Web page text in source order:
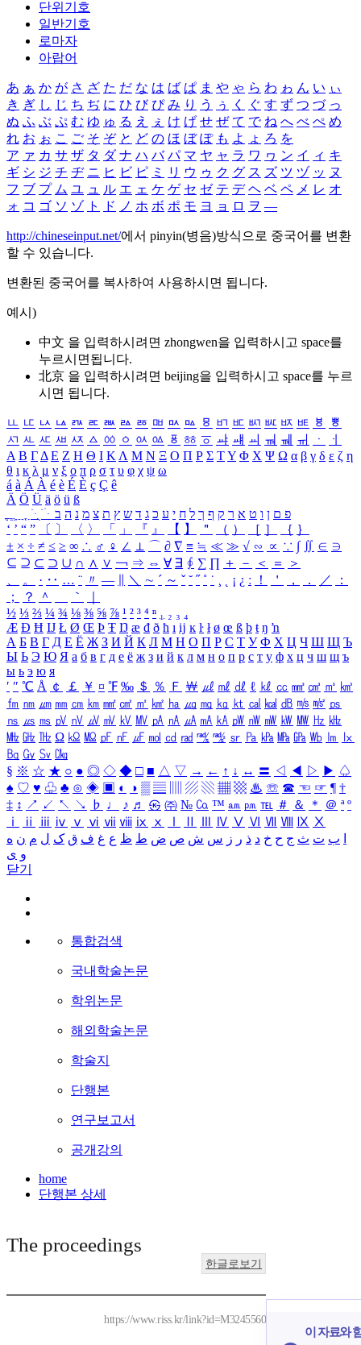
단위기호
일반기호
로마자
아랍어
あ ぁ か が さ ざ た だ な は ば ぱ ま や ゃ ら わ ゎ ん い ぃ
き ぎ し じ ち ぢ に ひ び ぴ み り う ぅ く ぐ す ず つ づ っ
ぬ ふ ぶ ぷ む ゆ ゅ る え ぇ け げ せ ぜ て で ね へ べ ぺ め
れ お ぉ こ ご そ ぞ と ど の ほ ぼ ぽ も よ ょ ろ を
ア ァ カ サ ザ タ ダ ナ ハ バ パ マ ヤ ャ ラ ワ ヮ ン イ ィ キ
ギ シ ジ チ ヂ ニ ヒ ビ ピ ミ リ ウ ゥ ク グ ス ズ ツ ヅ ッ ヌ
フ ブ プ ム ユ ュ ル エ ェ ケ ゲ セ ゼ テ デ ヘ ベ ペ メ レ オ
ォ コ ゴ ソ ゾ ト ド ノ ホ ボ ポ モ ヨ ョ ロ ヲ ―
http://chineseinput.net/에서 pinyin(병음)방식으로 중국어를 변환
할 수 있습니다.
변환된 중국어를 복사하여 사용하시면 됩니다.
예시)
中文 을 입력하시려면 zhongwen을 입력하시고 space를
누르시면됩니다.
北京 을 입력하시려면 beijing을 입력하시고 space를 누르
시면 됩니다.
ㅥ ㅦ ㅧ ㅨ ㅩ ㅪ ㅫ ㅬ ㅭ ㅮ ㅯ ㅰ ㅱ ㅲ ㅳ ㅴ ㅵ ㅶ ㅷ ㅸ
ㅹ
ㅺ ㅻ ㅼ ㅽ ㅾ ㅿ ㆀ ㆁ ㆂ ㆃ ㆄ ㆅ ㆆ ㆇ ㆈ ㆉ ㆊ ㆋ ㆌ ㆍ
ㆎ
Α Β ΓΔ Ε Ζ Η Θ Ι ΚΛ Μ Ν Ξ Ο Π Ρ Σ ΤΥ Φ Χ Ψ Ω α β γ δ ε ζ η
θ ι κ λ μ ν ξ ο π ρ σ τ υ φ χ ψ ω
á à Á À é è É È ç Ç ê
Ä Ö Ü ä ö ü ß
ִֶֹ ֻּ ׁׂ פ ם ן ו ט א ר ק ף ך ל ח י ע כ ג ד ש ץ ת צ מ נ ה ב
‘ ’ “ ” 〔 〕 〈 〉 「 」 『 』 【 】 ＂ （ ） ［ ］ ｛ ｝
± × ÷ ≠ ≤ ≥ ∞ ∴ ♂ ♀ ∠ ⊥ ⌒ ∂ ∇ ≡ ≒ ≪ ≫ √ ∽ ∝ ∵ ∫ ∬ ∈ ∋
⊆ ⊇ ⊂ ⊃ ∪ ∩ ∧ ∨ ￢ ⇒ ⇔ ∀ ∃ ∮ ∑ ∏ ＋ － ＜ ＝
＞
、
。 · ‥ … ¨ 〃 ― ＼ ∼ ´ ～ ˇ ˘ ˝ ˚ ˙ ¸ ¡ ¿ ː ！ ＇ ， ． ／
：
；
？ ＾ ｀
½ ⅓ ⅔ ¼ ¾ ⅛ ⅜ ⅝ ⅞ ¹ ² ³ ⁴ ⁿ ₁ ₂ ₃ ₄
Æ Ð Ħ Ĳ Ł Ø Œ Þ Ŧ Ŋ æ đ ð ħ ı ĳ ĸ ŀ ł ø œ ß þ ŧ ŋ ŉ
А Б В Г Д Е Ё Ж З И Й К Л М Н О П Р С Т У Ф Х Ц Ч Ш Щ Ъ
Ы Ь Э Ю Я а б в г д е ё ж з и й к л м н о п р с т у ф х ц ч ш щ ъ
ы ь э ю я
′ ″ ℃ Å ￠ ￡ ￥ ¤ ℉ ‰ ＄ ％ Ｆ ￦ ㎕ ㎖ ㎗ ℓ ㎘ ㏄ ㎣ ㎤ ㎥ ㎦
㎙ ㎚ ㎛ ㎜ ㎝ ㎞ ㎟ ㎠ ㎡ ㎢ ㏊ ㎍ ㎎ ㎏ ㏏ ㎈ ㎉ ㏈ ㎧ ㎨ ㎰
㎱ ㎲ ㎳ ㎴ ㎵ ㎶ ㎷ ㎸ ㎹ ㎀ ㎁ ㎂ ㎃ ㎄ ㎺ ㎻ ㎽ ㎾ ㎿ ㎐ ㎑
㎒ ㎓ ㎔ Ω ㏀ ㏁ ㎊ ㎋ ㎌ ㏖ ㏅ ㎭ ㎮ ㎯ ㏛ ㎩ ㎪ ㎫ ㎬ ㏝ ㏐
㏓
㏃ ㏉ ㏜ ㏆
§ ※ ☆ ★ ○ ● ◎ ◇ ◆ □ ■ △ ▽ → ← ↑ ↓ ↔ 〓 ◁ ◀ ▷ ▶ ♤
♠ ♡ ♥ ♧ ♣ ⊙ ◈ ▣ ◐ ◑ ▒ ▤ ▨ ▧ ▦ ▩ ♨ ☏ ☎ ☜ ☞ ¶ †
‡ ↕ ↗ ↙ ↖ ↘ ♭ ♩ ♪ ♬ ㉿ ㈜ № ㏇ ™ ㏂ ㏘ ℡ ＃ ＆ ＊ ＠ ª º
ⅰ
ⅱ ⅲ ⅳ ⅴ ⅵ ⅶ ⅷ ⅸ ⅹ Ⅳ Ⅴ Ⅵ Ⅶ Ⅷ Ⅸ Ⅹ
ب ت ث ج ح خ د ذ ر ز س ش ص ض ط ظ ع غ ف ق ک ل م ن ه
و ی
닫기
통합검색
국내학술논문
학위논문
해외학술논문
학술지
단행본
연구보고서
공개강의
home
단행본 상세
The proceedings
한글로보기
https://www.riss.kr/link?id=M3245560
이 자료와